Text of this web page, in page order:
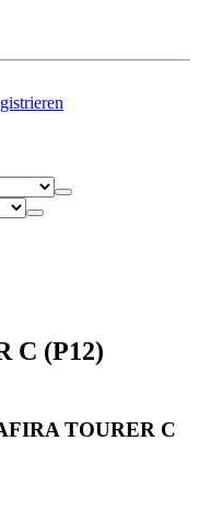
C (P12)
TOURER C